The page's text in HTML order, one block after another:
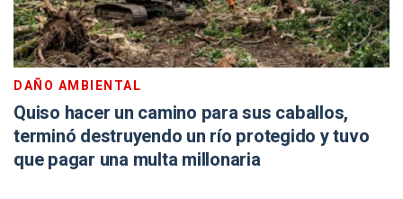
DAÑO AMBIENTAL
Quiso hacer un camino para sus caballos,
terminó destruyendo un río protegido y tuvo
que pagar una multa millonaria